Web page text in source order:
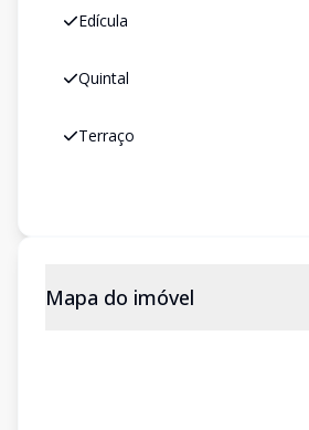
Edícula
Quintal
Terraço
Mapa do imóvel